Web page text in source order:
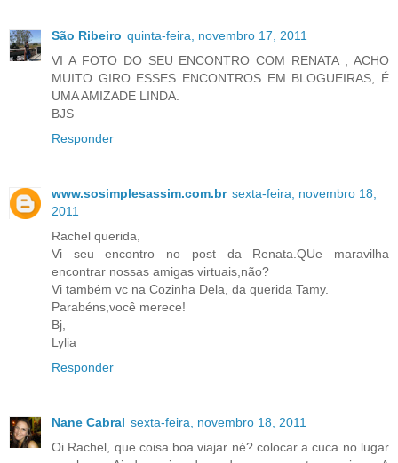
São Ribeiro quinta-feira, novembro 17, 2011
VI A FOTO DO SEU ENCONTRO COM RENATA , ACHO
MUITO GIRO ESSES ENCONTROS EM BLOGUEIRAS, É
UMA AMIZADE LINDA.
BJS
Responder
www.sosimplesassim.com.br sexta-feira, novembro 18,
2011
Rachel querida,
Vi seu encontro no post da Renata.QUe maravilha
encontrar nossas amigas virtuais,não?
Vi também vc na Cozinha Dela, da querida Tamy.
Parabéns,você merece!
Bj,
Lylia
Responder
Nane Cabral sexta-feira, novembro 18, 2011
Oi Rachel, que coisa boa viajar né? colocar a cuca no lugar